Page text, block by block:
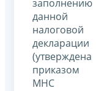
заполнению
данной
налоговой
декларации
(утверждена
приказом
МНС